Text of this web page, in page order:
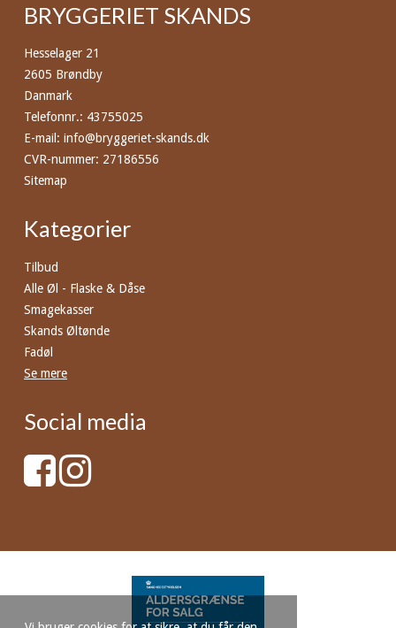
BRYGGERIET SKANDS
Hesselager 21
2605 Brøndby
Danmark
Telefonnr.: 43755025
E-mail : info@bryggeriet-skands.dk
CVR-nummer: 27186556
Sitemap
Kategorier
Tilbud
Alle Øl - Flaske & Dåse
Smagekasser
Skands Øltønde
Fadøl
Se mere
Social media